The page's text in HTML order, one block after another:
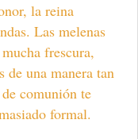
la reina
Las melenas
frescura,
de una manera tan
comunión te
formal.